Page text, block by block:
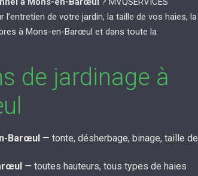
de votre jardin, la taille de vos haies, la
à Mons-en-Barœul et dans toute la
de jardinage à
Barœul— tonte, désherbage, binage, taille de
— toutes hauteurs, tous types de haies